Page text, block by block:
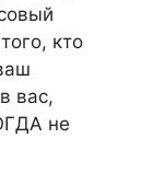
кто
вас,
не